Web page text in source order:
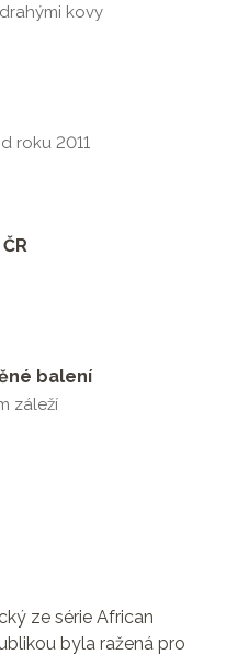
kovy
roku 2011
balení
záleží
ze série African
byla ražená pro